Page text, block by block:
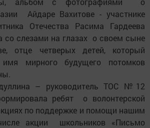
Айдаре Вахитове - участнике
Отечества Расима Гардеева
со слезами на глазах о своем сыне
отце четверых детей, который
мирного будущего потомков
– руководитель ТОС №12
ребят о волонтерской
по поддержке и помощи нашим
акции школьников «Письмо